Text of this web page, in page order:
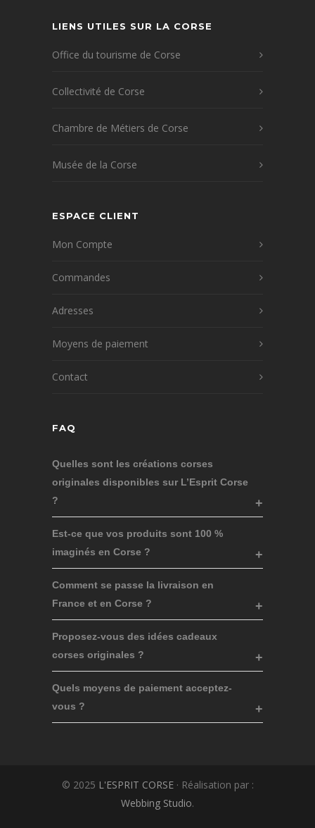
LIENS UTILES SUR LA CORSE
Office du tourisme de Corse
Collectivité de Corse
Chambre de Métiers de Corse
Musée de la Corse
ESPACE CLIENT
Mon Compte
Commandes
Adresses
Moyens de paiement
Contact
FAQ
Quelles sont les créations corses
originales disponibles sur L’Esprit Corse
?
Est-ce que vos produits sont 100 %
imaginés en Corse ?
Comment se passe la livraison en
France et en Corse ?
Proposez-vous des idées cadeaux
corses originales ?
Quels moyens de paiement acceptez-
vous ?
© 2025 L'ESPRIT CORSE · Réalisation par :
Webbing Studio.